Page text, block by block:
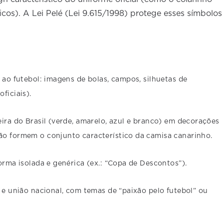
A Lei Pelé (Lei 9.615/1998) protege esses símbolos
futebol: imagens de bolas, campos, silhuetas de
do Brasil (verde, amarelo, azul e branco) em decorações
formem o conjunto característico da camisa canarinho.
isolada e genérica (ex.: “Copa de Descontos”).
união nacional, com temas de “paixão pelo futebol” ou